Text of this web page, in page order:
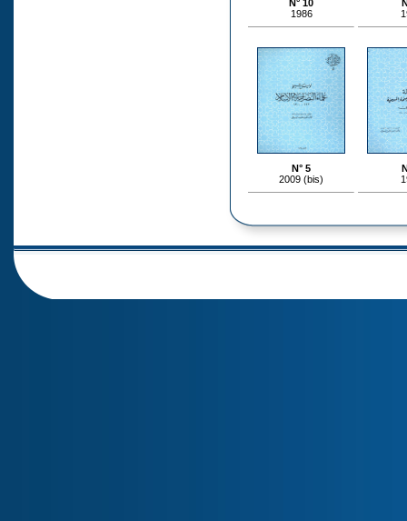
N° 10
1986
N° 5
2009 (bis)